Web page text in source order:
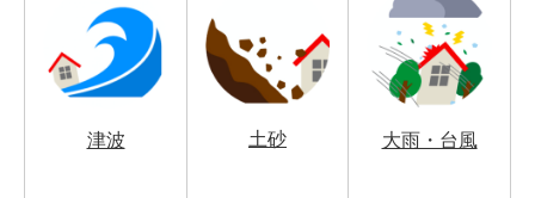
津波 土砂 大雨・台風